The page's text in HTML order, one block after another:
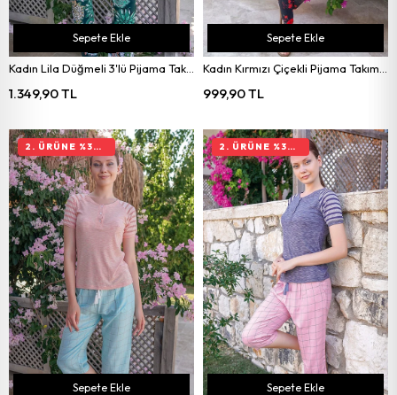
1.349,90 TL
Sepete Ekle
999,90 TL
Sepete Ekle
Sepete Ekle
2. ÜRÜNE %30 İNDIRIM
Sepete Ekle
2. ÜRÜNE %30 İNDIRIM